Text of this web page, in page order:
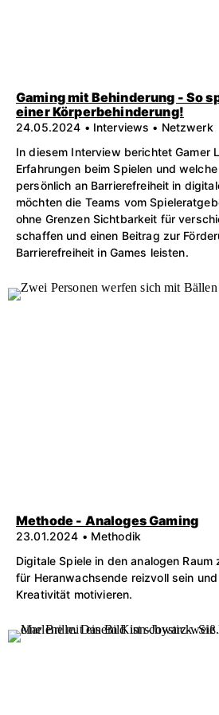
Gaming mit Behinderung - So
einer Körperbehinderung!
24.05.2024 • Interviews • Netzwerk
In diesem Interview berichtet Gamer
Erfahrungen beim Spielen und
persönlich an Barrierefreiheit in
möchten die Teams vom
ohne Grenzen Sichtbarkeit für
schaffen und einen Beitrag zur
Barrierefreiheit in Games leisten.
Methode - Analoges Gaming
23.01.2024 • Methodik
Digitale Spiele in den analogen
für Heranwachsende reizvoll sein
Kreativität motivieren.